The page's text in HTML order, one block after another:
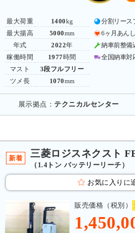
最大荷重
最大揚高
年式
稼働時間
マスト
ツメ長
1400kg
5000mm
2022年
1977時間
3段フルフリー
1070mm
分割リース
6ヶ月あん
納車前整備
全国納車対
展示拠点： テクニカルセンター
新着 三菱ロジスネクスト
（1.4トン バッテリーリーチ）
お気に入りに
販売価格（税別）